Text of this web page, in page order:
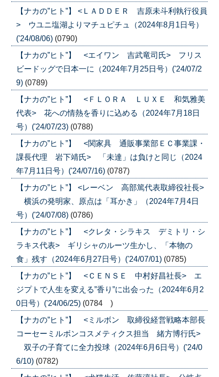
【ナカの”ヒト”】 <ＬＡＤＤＥＲ 吉原未斗利執行役員
> ウユニ塩湖よりマチュピチュ（2024年8月1日号）
('24/08/06) (0790)
【ナカの”ヒト”】 <エイワン 吉武竜司氏> フリス
ビードッグで日本一に（2024年7月25日号）('24/07/2
9) (0789)
【ナカの”ヒト”】 <ＦＬＯＲＡ ＬＵＸＥ 和気雅美
代表> 花への情熱を香りに込める（2024年7月18日
号）('24/07/23) (0788)
【ナカの”ヒト”】 <関家具 通販事業部ＥＣ事業課・
課長代理 岩下靖氏> 「未達」は負けと同じ（2024
年7月11日号）('24/07/16) (0787)
【ナカの”ヒト”】 <レーベン 高部篤代表取締役社長>
横浜の発明家、原点は「耳かき」（2024年7月4日
号）('24/07/08) (0786)
【ナカの”ヒト”】 <クレタ・シラキス デミトリ・シ
ラキス代表> ギリシャのルーツ生かし、「本物の
食」残す（2024年6月27日号）('24/07/01) (0785)
【ナカの”ヒト”】 <ＣＥＮＳＥ 中村好昌社長> エ
ジプトで人生を変える”香り”に出会った（2024年6月2
0日号）('24/06/25) (0784 )
【ナカの”ヒト”】 <ミルボン 取締役経営戦略本部長
コーセーミルボンコスメティクス担当 緒方博行氏>
双子の子育てに全力投球（2024年6月6日号）('24/0
6/10) (0782)